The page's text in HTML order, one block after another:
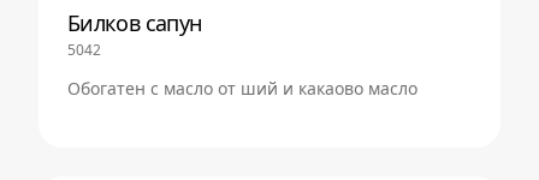
Билков сапун
5042
Обогатен с масло от ший и какаово масло